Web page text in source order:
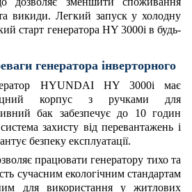
викиди. Легкий запуск у холодну
старт генератора HY 3000i в будь-
генератора інверторного
HYUNDAI HY 3000i має
корпус з ручками для
бак забезпечує до 10 годин
захисту від перевантажень і
безпеку експлуатації.
працювати генератору тихо та
сучасним екологічним стандартам
для використання у житлових